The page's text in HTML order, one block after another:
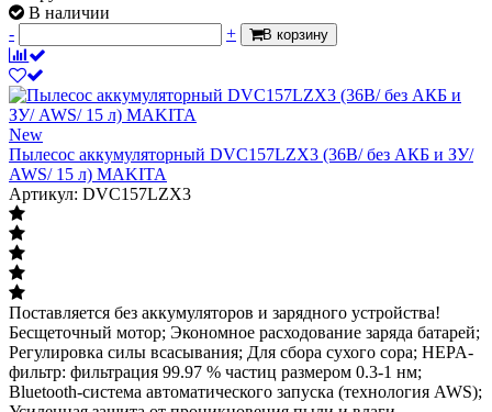
В наличии
-
+ В корзину
New
Пылесос аккумуляторный DVC157LZX3 (36В/ без АКБ и ЗУ/
AWS/ 15 л) MAKITA
Артикул: DVC157LZX3
Поставляется без аккумуляторов и зарядного устройства!
Бесщеточный мотор; Экономное расходование заряда батарей;
Регулировка силы всасывания; Для сбора сухого сора; HEPA-
фильтр: фильтрация 99.97 % частиц размером 0.3-1 нм;
Bluetooth-система автоматического запуска (технология AWS);